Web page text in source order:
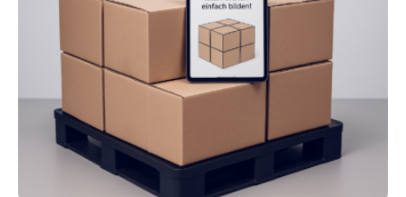
umzurüsten ist ein Job für echte Profis. Eine solche
Maschine faltet in Druckereien Broschüren, Prospekte,
Landkarten und vieles mehr – mehrere Zehntausend
Exemplare pro Stunde. Je nach Maschinentyp und
Auftrag kann das Umrüsten…